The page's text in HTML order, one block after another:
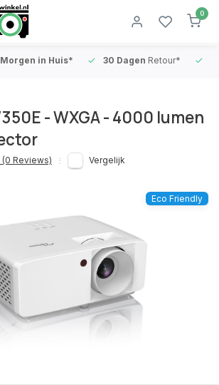
0
Morgen in Huis* 30 Dagen Retour*
- WXGA - 4000 lumen
(0 Reviews) Vergelijk
Eco Friendly